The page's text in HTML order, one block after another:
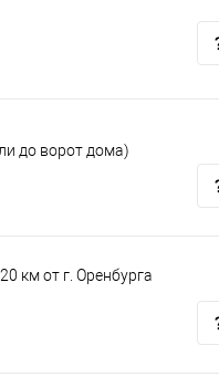
до ворот дома)
км от г. Оренбурга